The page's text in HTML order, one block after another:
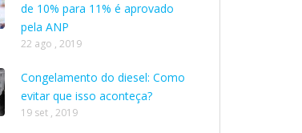
de 10% para 11% é aprovado
pela ANP
22 ago , 2019
Congelamento do diesel: Como
evitar que isso aconteça?
19 set , 2019